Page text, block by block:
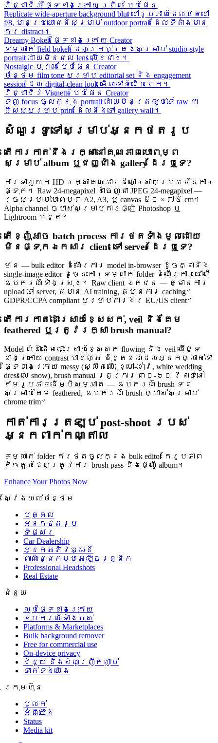
វិជ្ជាជីវៈ ផ្ទៃខាងក្រោយ ព្រិល បែបផែន
Replicate wide-aperture background blur នៅរូបភាពដែលថតនៅ
f/8, មានប្រយោជន៍សម្រាប់ outdoor portrait ដែលទីតាំងមាន
ការ distract។
Dreamy Bokeh ផ្ទៃខាងក្រោយ Creator
ទម្លាក់ field bokeh ដែលគ្រប់គ្រងសម្រាប់ studio-style
portrait ដោយមិនជួល lens លឿនជាង។
Nostalgic បុរាណ បែបផែន Creator
បន្ថែម film tone សម្រាប់ editorial set និង engagement
session ដែល digital-clean look មើលទៅទំនើបពេក។
វិជ្ជាជីវៈ Vignette បែបផែន Creator
ទាញ focus ចូលក្នុង portrait ដោយមិនត្រឡប់ទៅ raw ជា
ពិសេសសម្រាប់ print ដែលនឹងទៅ gallery wall។
សំណួរទូទៅសម្រាប់អ្នកថតរូប
តើការកាត់នឹងរក្សានៅគុណភាពបោះពុម្ព
សម្រាប់ album ឬជញ្ជាំង gallery ដែរឬទេ?
ការទាញយក HD រក្សាគុណភាពដំណោះស្រាយប្រភពនៃការ
ផ្ទុក។ Raw 24-megapixel នាំចេញជា JPEG 24-megapixel —
រួចសម្រាប់បោះពុម្ព A2, A3, ឬ canvas ៥០ × ៧៥ cm។
Alpha channel ច្បាស់សម្រាប់ការផ្ញើ Photoshop ឬ
Lightroom បន្ត។
តើខ្ញុំអាច batch process ការថតទាំងមូលដោយ
មិនផ្ទុកឯកសារ client ទៅ server ដែរឬទេ?
មាន — bulk editor ដំណើរការ model in-browser ដូចគ្នានឹង
single-image editor ដូច្នេះការទម្លាក់ folder ដំណើរការនៅលើ
ឧបករណ៍ទាំងស្រុង។ Raw client ឯកជន — គ្មានការ
upload ទៅ server, គ្មាន AI training, គ្មានការ caching។
GDPR/CCPA compliant សម្រាប់ការងារ EU/US client។
តើការកាត់ដោះស្រាយខ្សែសក់, veil និងគែម
feathered ឬត្រូវរក្សា brush manual?
Model លំនាំដើមដោះស្រាយខ្សែសក់ flowing និង veil លើផ្ទៃ
ខាងក្រោយ contrast បានល្អ ប៉ុន្តែខណៈដែលអ្នកធ្លាក់ទៅ
ផ្ទៃខាងក្រោយ messy (ស្លឹកឈើ, ខ្មៅ-ខៀវ, white wedding
dress លើ snow), brush manual ត្រូវការ ៣០-៦០ វិនាទីនៅ
តាមរូបភាពដើម្បីសម្អាត — ឧបករណ៍ brush ទន់
សម្រាប់គែម feathered, ឧបករណ៍ brush ច្បាស់សម្រាប់
chrome trim។
កាត់ការត្រឡប់ post-shoot របស់
អ្នកពាក់កណ្តាល
ទម្លាក់ folder ការថតចូលក្នុង bulk editor កែរូបភាព
តិចតួចដែលត្រូវការ brush pass និងផ្ញើ album។
Enhance Your Photos Now
ស្វែងយល់បន្ថែម
បុគ្គល
អ្នកថតរូប
ទីផ្សារ
Car Dealership
អ្នកអភិវឌ្ឍន៍
ពាណិជ្ជកម្មអេឡិចត្រូនិក
Professional Headshots
Real Estate
ជំនួយ
លុបផ្ទៃខាងក្រោយ
ឧបករណ៍ទាំងអស់
Platforms & Marketplaces
Bulk background remover
Free for commercial use
On-device privacy
ជំនួយ និងសំណួរញឹកញាប់
ទាក់ទងយើង
ក្រុមហ៊ុន
ប្លក់
អំពីយើង
Status
Media kit